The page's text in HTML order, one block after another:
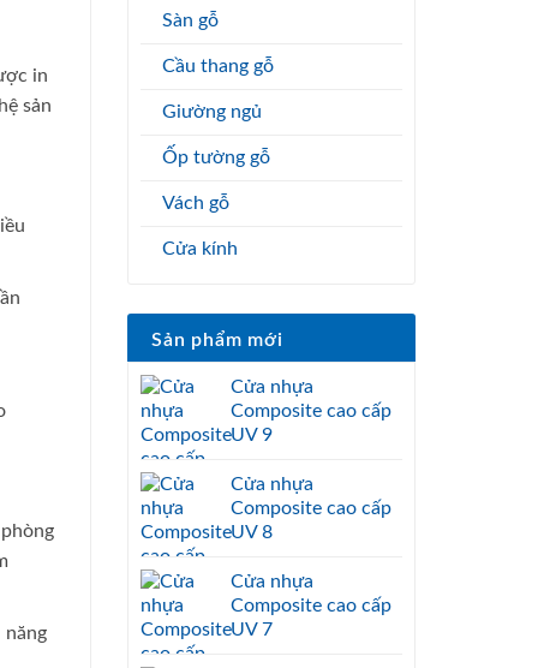
Sàn gỗ
Cầu thang gỗ
Giường ngủ
Ốp tường gỗ
Vách gỗ
Cửa kính
Sản phẩm mới
Cửa nhựa
Composite cao cấp
UV 9
Cửa nhựa
Composite cao cấp
UV 8
Cửa nhựa
Composite cao cấp
UV 7
in
sản
năng